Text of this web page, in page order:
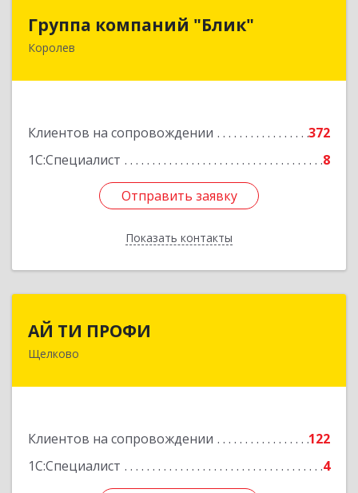
Группа компаний "Блик"
Королев
Клиентов на сопровождении
372
1С:Специалист
8
Отправить заявку
Показать контакты
Группа компаний "Блик"
Отправить заявку
Назад
АЙ ТИ ПРОФИ
Щелково
Клиентов на сопровождении
122
1С:Специалист
4